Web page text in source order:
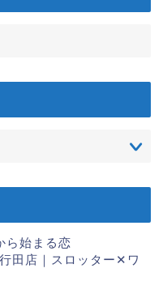
ら始まる恋
田店｜スロッター✕ワ